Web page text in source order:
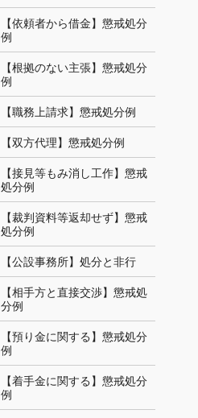
【依頼者から借金】懲戒処分
例
【根拠のない主張】懲戒処分
例
【職務上請求】懲戒処分例
【双方代理】懲戒処分例
【接見等もみ消し工作】懲戒
処分例
【裁判資料等返却せず】懲戒
処分例
【公設事務所】処分と非行
【相手方と直接交渉】懲戒処
分例
【預り金に関する】懲戒処分
例
【着手金に関する】懲戒処分
例